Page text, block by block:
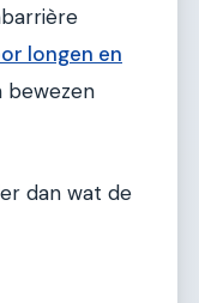
longen en
bewezen
dan wat de